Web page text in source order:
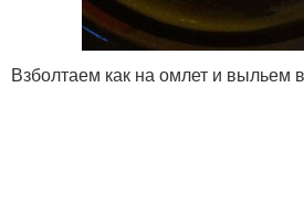
Взболтаем как на омлет и выльем